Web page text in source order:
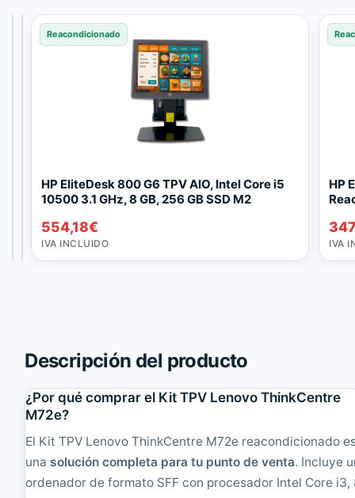
Reacondicionado
o
i
n
C
e
t
e
M
INCLUIDO
Reacondicionado
t
8
0
G
4
P
A
I
IVA
INCLUIDO
Reacondicionado
HP EliteDesk 800 G6 TPV AIO, Intel Core i5
10500 3.1 GHz, 8 GB, 256 GB SSD M2
554,18€
IVA INCLUIDO
HP
IVA
Descripción del producto
¿Por qué comprar el Kit TPV Lenovo ThinkCentre
M72e?
El Kit TPV Lenovo ThinkCentre M72e reacondicionado
una solución completa para tu punto de venta. Incluye
ordenador de formato SFF con procesador Intel Core i3,